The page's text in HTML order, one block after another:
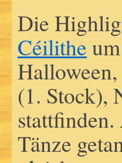
Die
Céilithe
(1. Stock),
Tänze